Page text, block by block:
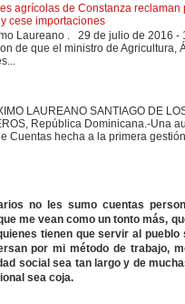
agrícolas de Constanza reclaman
cese importaciones
Laureano . 29 de julio de 2016
de que el ministro de Agricultura,
LAUREANO SANTIAGO DE
República Dominicana.-Una
Cuentas hecha a la primera
no les sumo cuentas
me vean como un tonto más,
tienen que servir al pueblo
por mi método de trabajo,
social sea tan largo y de
sea coja.